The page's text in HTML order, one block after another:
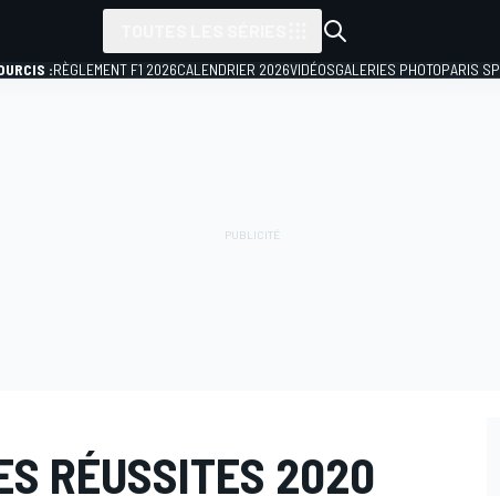
:RÈGLEMENT F1 2026CALENDRIER 2026VIDÉOSGALERIES PHOTOPARIS
RÉUSSITES 2020